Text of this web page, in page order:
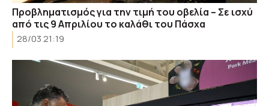
Προβληματισμός για την τιμή του οβελία – Σε ισχύ
από τις 9 Απριλίου το καλάθι του Πάσχα
28/03 21:19